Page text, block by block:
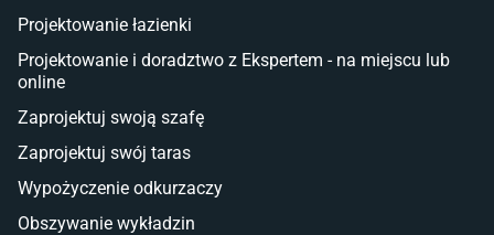
Płytki na balkon
Lampy stojące LED
Płytki
Płytki Cersanit
Płytki wielkoformatowe
Glazura
Projektowanie łazienki
Projektowanie i doradztwo z Ekspertem - na miejscu lub
online
Zaprojektuj swoją szafę
Zaprojektuj swój taras
Wypożyczenie odkurzaczy
Obszywanie wykładzin